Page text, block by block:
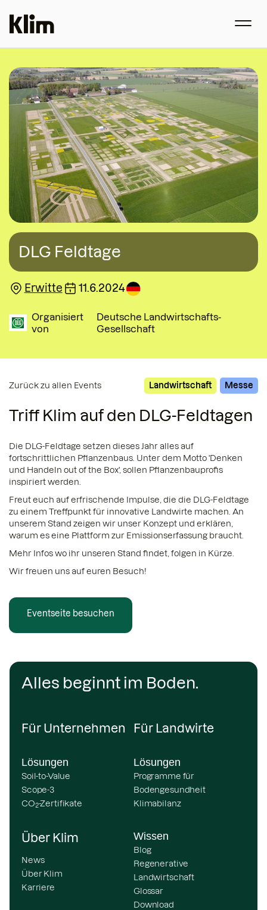
DLG Feldtage
Erwitte 11.6.2024
Organisiert
von
Deutsche Landwirtschafts-
Gesellschaft
Zurück zu allen Events Landwirtschaft Messe
Triff Klim auf den DLG-Feldtagen
Die DLG-Feldtage setzen dieses Jahr alles auf
fortschrittlichen Pflanzenbaus. Unter dem Motto 'Denken
und Handeln out of the Box', sollen Pflanzenbauprofis
inspiriert werden.
Freut euch auf erfrischende Impulse, die die DLG-Feldtage
zu einem Treffpunkt für innovative Landwirte machen. An
unserem Stand zeigen wir unser Konzept und erklären,
warum es eine Plattform zur Emissionserfassung braucht.
Mehr Infos wo ihr unseren Stand findet, folgen in Kürze.
Wir freuen uns auf euren Besuch!
Eventseite besuchen
Alles beginnt im Boden.
Für Unternehmen
Lösungen
Soil-to-Value
Scope-3
CO2-Zertifikate
Für Landwirte
Lösungen
Programme für
Bodengesundheit
Klimabilanz
Über Klim
News
Über Klim
Karriere
Wissen
Blog
Regenerative
Landwirtschaft
Glossar
Download